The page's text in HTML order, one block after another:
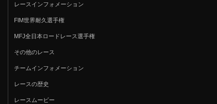
レースインフォメーション
FIM世界耐久選手権
MFJ全日本ロードレース選手権
その他のレース
チームインフォメーション
レースの歴史
レースムービー